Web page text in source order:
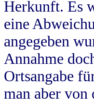
Herkunft. Es
eine
angegeben
Annahme
Ortsangabe
man aber von